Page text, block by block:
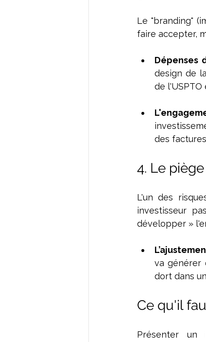
Le "branding"
faire accepter,
Dépenses
design de
de
des
4. Le
L'un des
investisseur
développer »
va générer
dort dans
Ce qu'il
Présenter un